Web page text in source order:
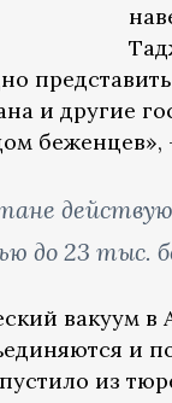
и другие
беженцев»,
до 23 тыс.
вакуум в
и
из